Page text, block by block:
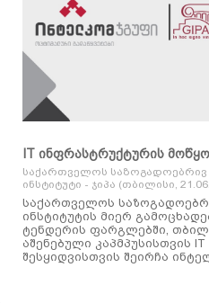
IT ინფრასტრუქტურის
საქართველოს საზოგადოებრივ
ინსტიტუტი - ჯიპა (თბილისი,
საქართველოს
ინსტიტუტის მიერ
ტენდერის ფარგლებში,
აშენებული კაპმპუსისთვის IT
შესყიდვისთვის შეირჩა